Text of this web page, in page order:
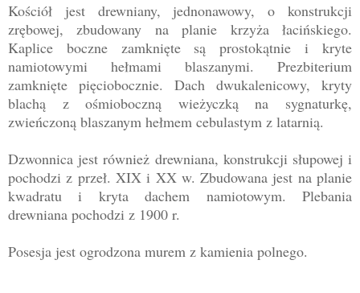
Kościół jest drewniany, jednonawowy, o konstrukcji
zrębowej, zbudowany na planie krzyża łacińskiego.
Kaplice boczne zamknięte są prostokątnie i kryte
namiotowymi hełmami blaszanymi. Prezbiterium
zamknięte pięciobocznie. Dach dwukalenicowy, kryty
blachą z ośmioboczną wieżyczką na sygnaturkę,
zwieńczoną blaszanym hełmem cebulastym z latarnią.
Dzwonnica jest również drewniana, konstrukcji słupowej i
pochodzi z przeł. XIX i XX w. Zbudowana jest na planie
kwadratu i kryta dachem namiotowym. Plebania
drewniana pochodzi z 1900 r.
Posesja jest ogrodzona murem z kamienia polnego.